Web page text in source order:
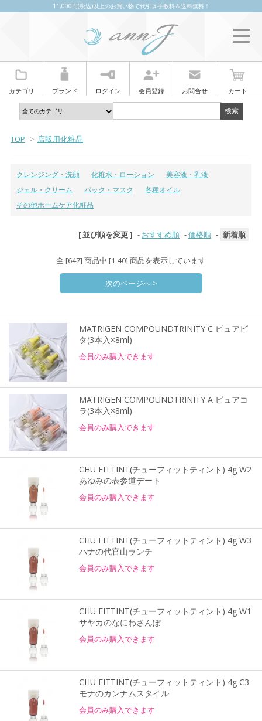
11,000円(税込)以上のお買い物で代引き手数料＆送料無料！
カテゴリ ブランド ログイン 会員登録 お問合せ カート
TOP > 店販用化粧品
クレンジング・洗顔 化粧水・ローション
美容液・乳液
ジェル・クリーム
パック・マスク
各種オイル
その他ホームケア化粧品
[ 並び順を変更 ] - おすすめ順 -価格順 - 新着順
全 [647] 商品中 [1-40] 商品を表示しています
次のページへ >
MATRIGEN COMPOUNDTRINITY C ピュアビ
タ(3本入×8ml)
会員のみ購入できます
MATRIGEN COMPOUNDTRINITY A ピュアコ
ラ(3本入×8ml)
会員のみ購入できます
CHU FITTINT(チューフィットティント) 4g W2
あゆみの表参道デート
会員のみ購入できます
CHU FITTINT(チューフィットティント) 4g W3
ハナの代官山ランチ
会員のみ購入できます
CHU FITTINT(チューフィットティント) 4g W1
サヤカのなにわさんぽ
会員のみ購入できます
CHU FITTINT(チューフィットティント) 4g C3
モナのカンナムスタイル
会員のみ購入できます